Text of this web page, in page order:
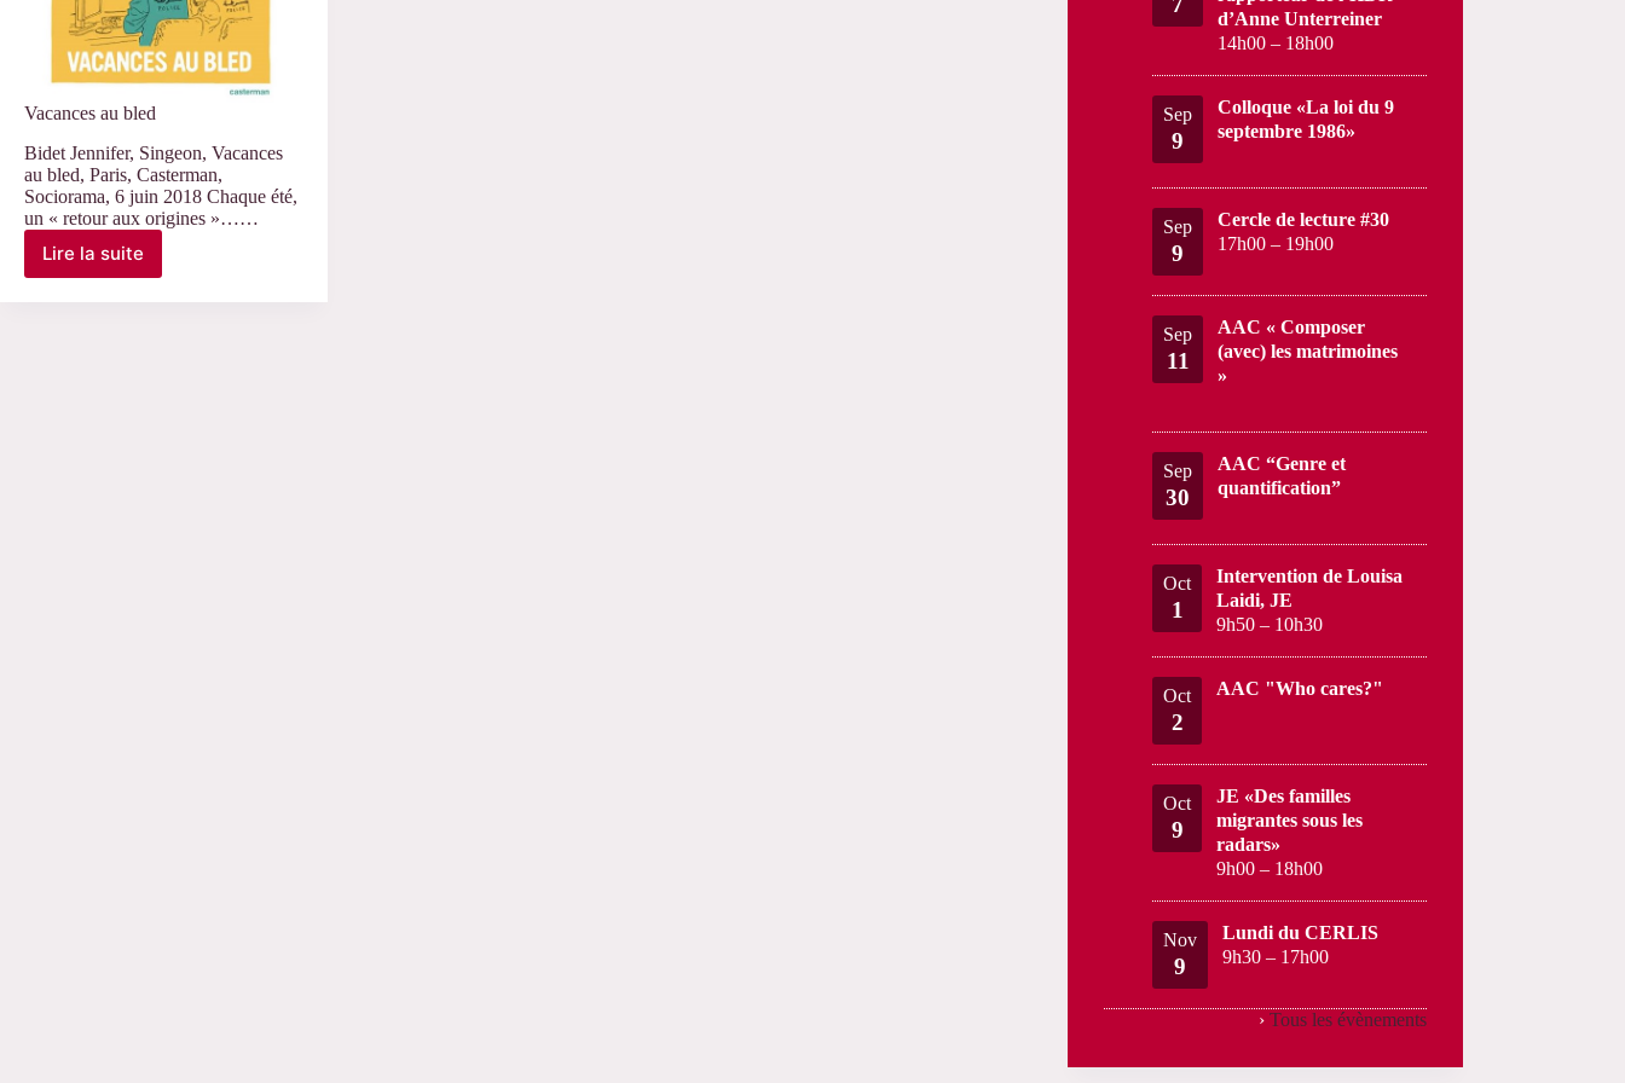
Vacances au bled
Bidet Jennifer, Singeon, Vacances
au bled, Paris, Casterman,
Sociorama, 6 juin 2018 Chaque été,
un « retour aux origines »……
Lire la suite
Vacances
d’Anne Unterreiner
14h00 – 18h00
Sep
9
Colloque «La loi du 9
septembre 1986»
Sep
9
Cercle de lecture #30
17h00 – 19h00
Sep
11
AAC « Composer
(avec) les matrimoines
»
Sep
30
AAC “Genre et
quantification”
Oct
1
Intervention de Louisa
Laidi, JE
9h50 – 10h30
Oct
2
AAC "Who cares?"
Oct
9
JE «Des familles
migrantes sous les
radars»
9h00 – 18h00
Nov
9
Lundi du CERLIS
9h30 – 17h00
› Tous les évènements